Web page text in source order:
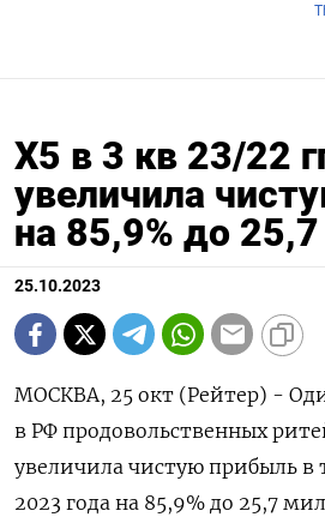
Х5 в 3 кв 23/22
увеличила
на 85,9% до
25.10.2023
МОСКВА, 25 окт (Рейтер) -
в РФ продовольственных
увеличила чистую прибыль в
2023 года на 85,9% до 25,7